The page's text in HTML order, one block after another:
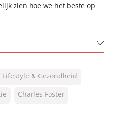
zien hoe we het beste op
Lifestyle & Gezondheid
Charles Foster